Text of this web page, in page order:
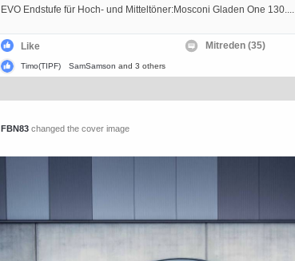
EVO Endstufe für Hoch- und Mitteltöner:Mosconi Gladen One 130....
Like
Timo(TIPF) SamSamson and 3 others
Mitreden (35)
FBN83 changed the cover image